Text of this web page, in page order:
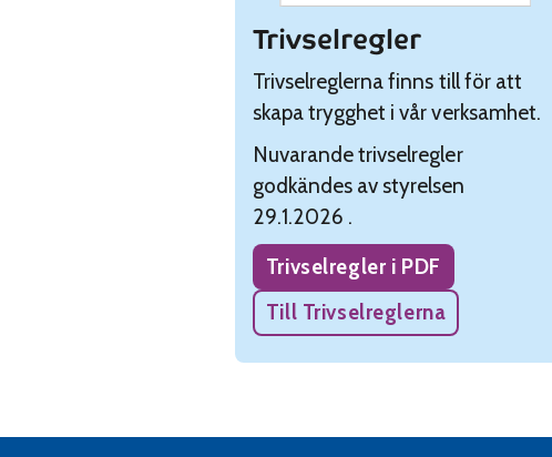
Trivselregler
Trivselreglerna finns till för att
skapa trygghet i vår verksamhet.
Nuvarande trivselregler
godkändes av styrelsen
29.1.2026 .
Trivselregler i PDF
Till Trivselreglerna